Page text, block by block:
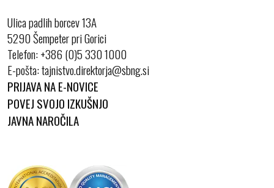
Ulica padlih borcev 13A
5290 Šempeter pri Gorici
Telefon:+386 (0)5 330 1000
E-pošta:
PRIJAVA NA E-NOVICE
POVEJ SVOJO IZKUŠNJO
JAVNA NAROČILA